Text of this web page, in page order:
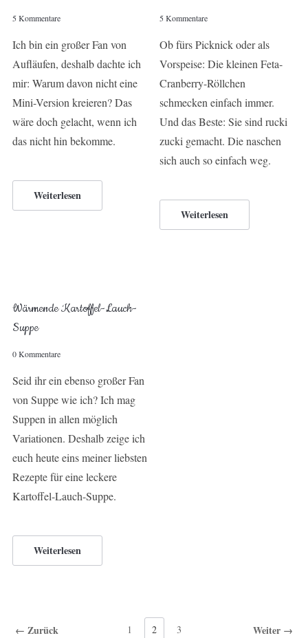
5 Kommentare
Ich bin ein großer Fan von
Aufläufen, deshalb dachte ich
mir: Warum davon nicht eine
Mini-Version kreieren? Das
wäre doch gelacht, wenn ich
das nicht hin bekomme.
Weiterlesen
5 Kommentare
Ob fürs Picknick oder als
Vorspeise: Die kleinen Feta-
Cranberry-Röllchen
schmecken einfach immer.
Und das Beste: Sie sind rucki
zucki gemacht. Die naschen
sich auch so einfach weg.
Weiterlesen
Wärmende Kartoffel-Lauch-
Suppe
0 Kommentare
Seid ihr ein ebenso großer Fan
von Suppe wie ich? Ich mag
Suppen in allen möglich
Variationen. Deshalb zeige ich
euch heute eins meiner liebsten
Rezepte für eine leckere
Kartoffel-Lauch-Suppe.
Weiterlesen
← Zurück 1 2 3 Weiter →